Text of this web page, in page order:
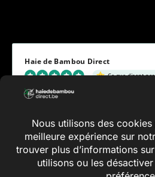
Haie de Bambou Direct
Ce que disent
5.00 évaluation(8 avis)
Vie privée